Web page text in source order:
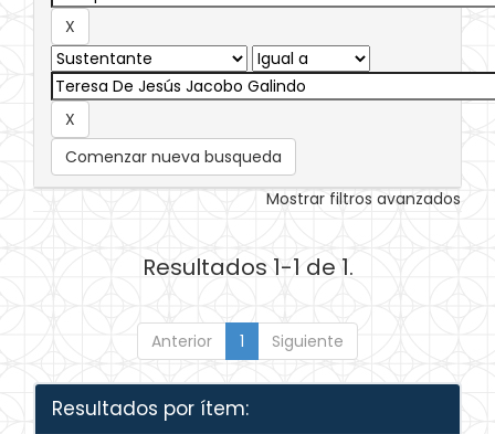
Comenzar nueva busqueda
Mostrar filtros avanzados
Resultados 1-1 de 1.
Anterior 1 Siguiente
Resultados por ítem: